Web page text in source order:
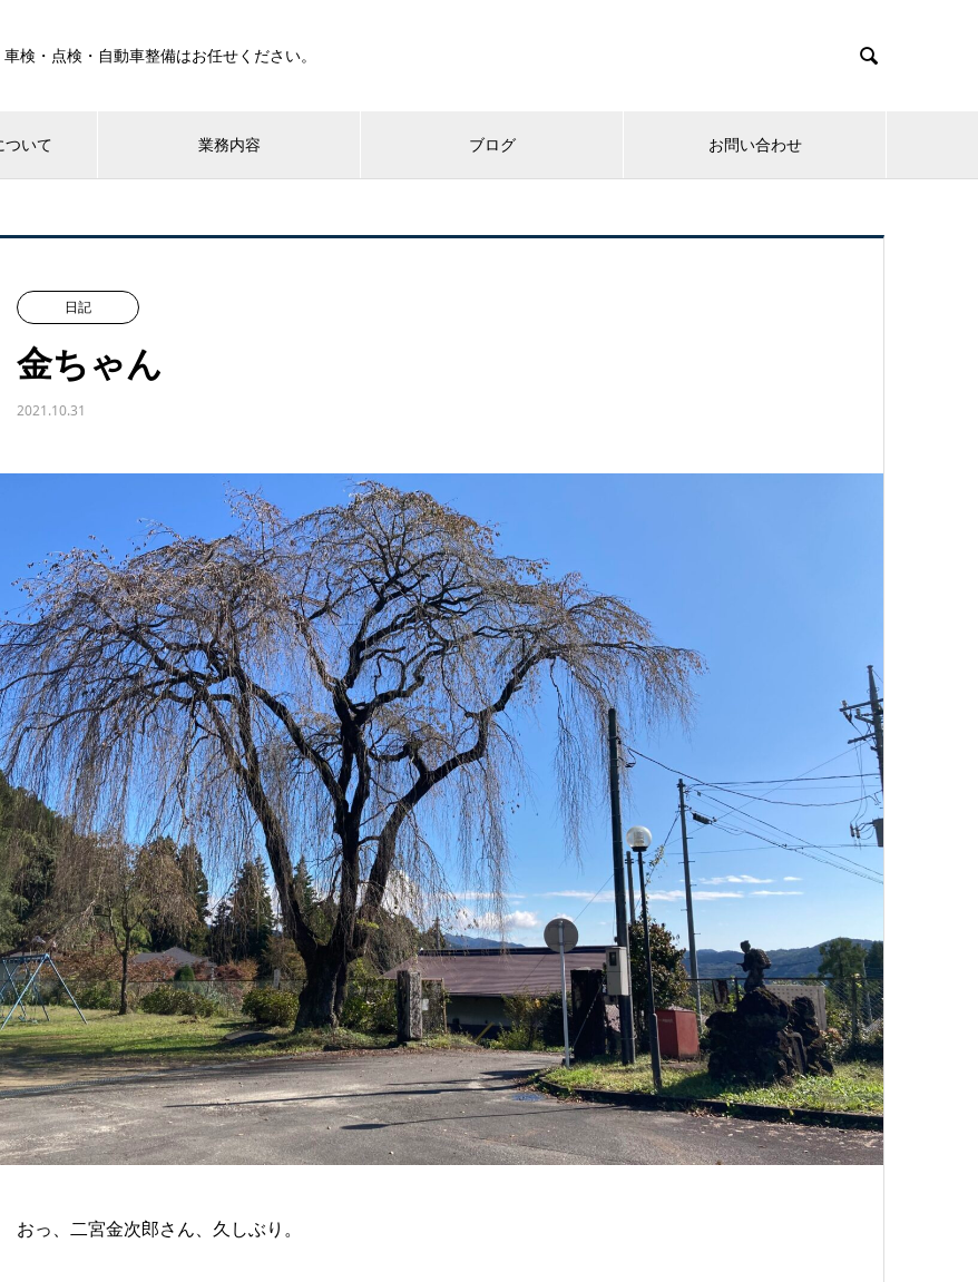
車検・点検・自動車整備はお任せください。 
ついて 業務内容 ブログ お問い合わせ
日記
金ちゃん
2021.10.31
おっ、二宮金次郎さん、久しぶり。